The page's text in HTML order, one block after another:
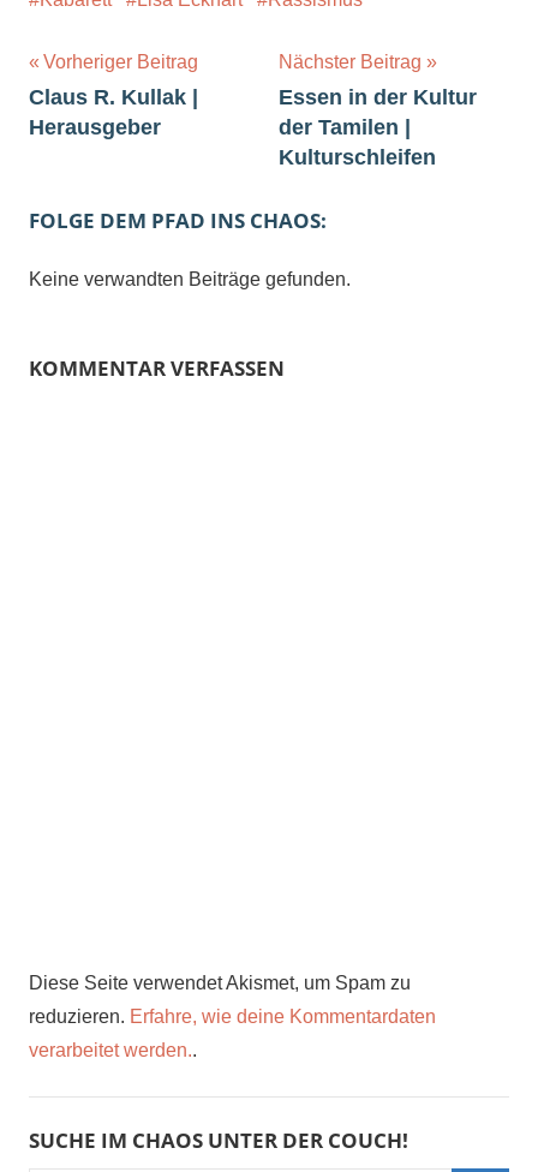
Beitragsnavigation
Vorheriger Beitrag
Claus R. Kullak |
Herausgeber
Nächster Beitrag
Essen in der Kultur
der Tamilen |
Kulturschleifen
FOLGE DEM PFAD INS CHAOS:
Keine verwandten Beiträge gefunden.
KOMMENTAR VERFASSEN
Diese Seite verwendet Akismet, um Spam zu
reduzieren. Erfahre, wie deine Kommentardaten
verarbeitet werden..
SUCHE IM CHAOS UNTER DER COUCH!